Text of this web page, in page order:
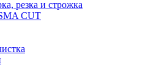
резка и строжка
CUT